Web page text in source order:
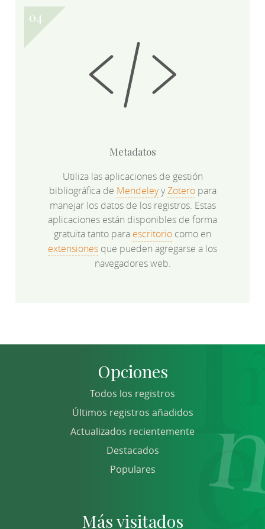
Metadatos
Utiliza las aplicaciones de gestión
bibliográfica de MendeleyyZoteropara
manejar los datos de los registros. Estas
aplicaciones están disponibles de forma
gratuita tanto para escritorio como en
extensiones que pueden agregarse a los
navegadores web.
Opciones
Todos los registros
Últimos registros añadidos
Actualizados recientemente
Destacados
Populares
Más visitados